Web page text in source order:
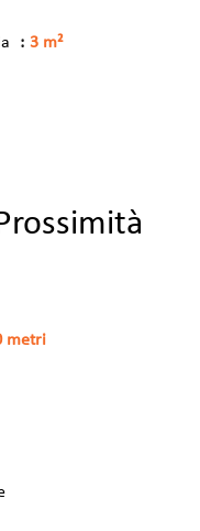
3 m²
metri